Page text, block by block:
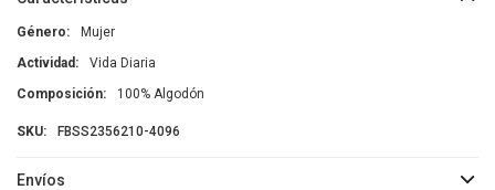
Género
Mujer
Actividad
Vida Diaria
Composición
100% Algodón
FBSS2356210-4096
Envíos